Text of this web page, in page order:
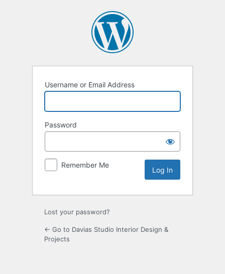
Username or Email Address
Password
Remember Me
Lost your password?
← Go to Davias Studio Interior Design &
Projects